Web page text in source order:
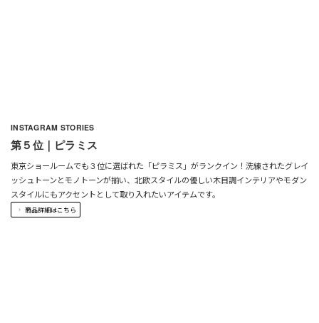
INSTAGRAM STORIES
第５位｜ピラミス
東京ショールームでも３位に選ばれた「ピラミス」がランクイン！洗練されたグレイ
ッシュトーンとモノトーンが揃い、北欧スタイルの優しい木目調インテリアやモダン
スタイルにもアクセントとして取り入れたいアイテムです。
商品詳細はこちら